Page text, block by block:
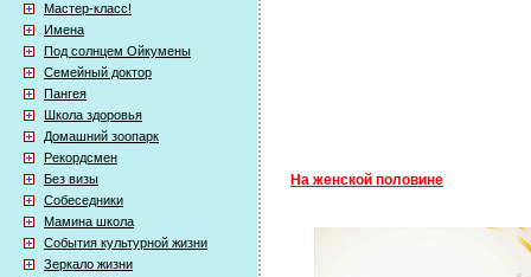
Мастер-класс!
Имена
Под солнцем Ойкумены
Семейный доктор
Пангея
Школа здоровья
Домашний зоопарк
Рекордсмен
Без визы
Собеседники
Мамина школа
События культурной жизни
Зеркало жизни
На женской половине